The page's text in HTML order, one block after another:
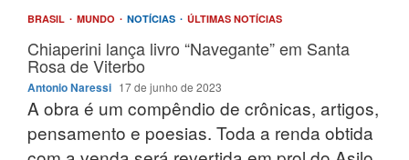
BRASIL MUNDO NOTÍCIAS ÚLTIMAS NOTÍCIAS
Chiaperini lança livro “Navegante” em Santa
Rosa de Viterbo
Antonio Naressi 17 de junho de 2023
A obra é um compêndio de crônicas, artigos,
pensamento e poesias. Toda a renda obtida